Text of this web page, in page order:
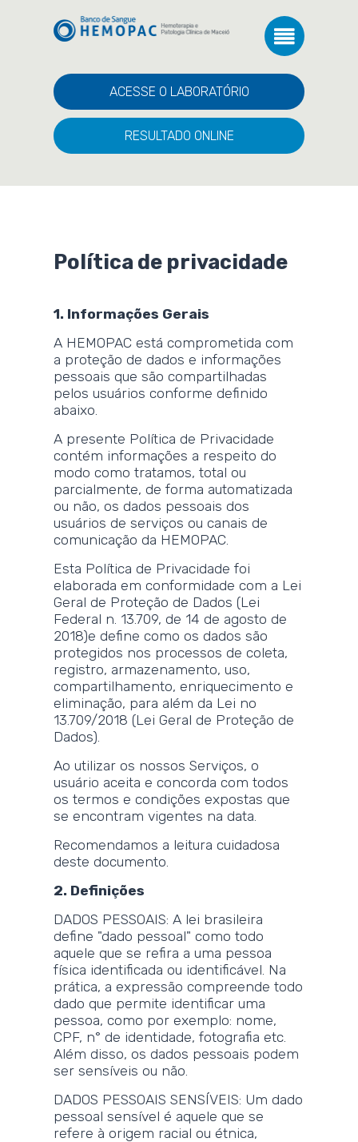
ACESSE O LABORATÓRIO
RESULTADO ONLINE
Política de privacidade
1. Informações Gerais
A HEMOPAC está comprometida com
a proteção de dados e informações
pessoais que são compartilhadas
pelos usuários conforme definido
abaixo.
A presente Política de Privacidade
contém informações a respeito do
modo como tratamos, total ou
parcialmente, de forma automatizada
ou não, os dados pessoais dos
usuários de serviços ou canais de
comunicação da HEMOPAC.
Esta Política de Privacidade foi
elaborada em conformidade com a Lei
Geral de Proteção de Dados (Lei
Federal n. 13.709, de 14 de agosto de
2018)e define como os dados são
protegidos nos processos de coleta,
registro, armazenamento, uso,
compartilhamento, enriquecimento e
eliminação, para além da Lei no
13.709/2018 (Lei Geral de Proteção de
Dados).
Ao utilizar os nossos Serviços, o
usuário aceita e concorda com todos
os termos e condições expostas que
se encontram vigentes na data.
Recomendamos a leitura cuidadosa
deste documento.
2. Definições
DADOS PESSOAIS: A lei brasileira
define "dado pessoal" como todo
aquele que se refira a uma pessoa
física identificada ou identificável. Na
prática, a expressão compreende todo
dado que permite identificar uma
pessoa, como por exemplo: nome,
CPF, n° de identidade, fotografia etc.
Além disso, os dados pessoais podem
ser sensíveis ou não.
DADOS PESSOAIS SENSÍVEIS: Um dado
pessoal sensível é aquele que se
refere à origem racial ou étnica,